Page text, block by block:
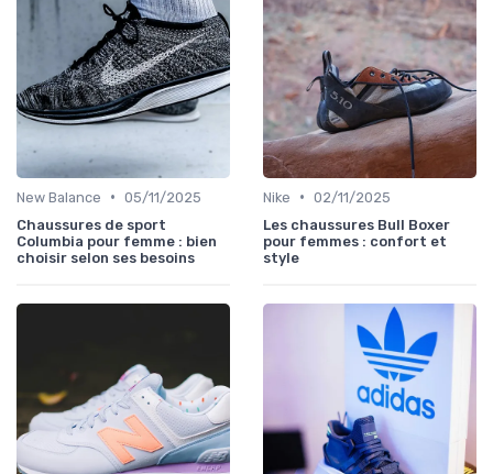
New Balance • 05/11/2025
Chaussures de sport
Columbia pour femme : bien
choisir selon ses besoins
Nike • 02/11/2025
Les chaussures Bull Boxer
pour femmes : confort et
style